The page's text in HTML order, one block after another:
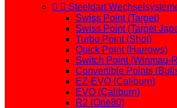
  Steeldart
Swiss Point (Target)
Swiss Point (Target
Turbo Point (Shot)
Quick Point (Harrows)
Switch Point (Winmau-
Convertible Points
EZ-EVO (Caliburn)
EVO (Caliburn)
R2 (One80)